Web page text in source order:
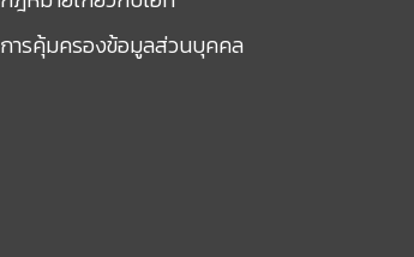
การคุ้มครองข้อมูลส่วนบุคคล